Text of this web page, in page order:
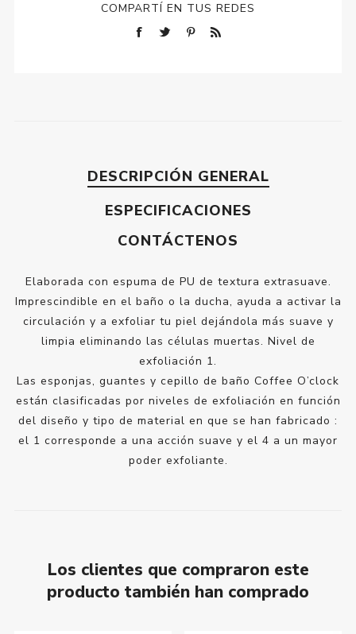
COMPARTÍ EN TUS REDES
DESCRIPCIÓN GENERAL
ESPECIFICACIONES
CONTÁCTENOS
Elaborada con espuma de PU de textura extrasuave.
Imprescindible en el baño o la ducha, ayuda a activar la
circulación y a exfoliar tu piel dejándola más suave y
limpia eliminando las células muertas. Nivel de
exfoliación 1.
Las esponjas, guantes y cepillo de baño Coffee O’clock
están clasificadas por niveles de exfoliación en función
del diseño y tipo de material en que se han fabricado :
el 1 corresponde a una acción suave y el 4 a un mayor
poder exfoliante.
Los clientes que compraron este
producto también han comprado